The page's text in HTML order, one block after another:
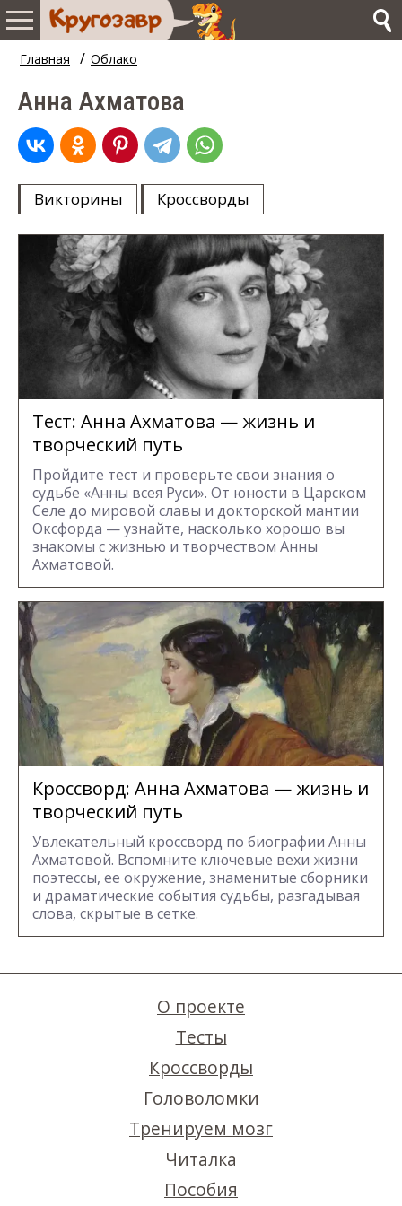
Главная / Облако
Анна Ахматова
Викторины Кроссворды
Тест: Анна Ахматова — жизнь и
творческий путь
Пройдите тест и проверьте свои знания о
судьбе «Анны всея Руси». От юности в Царском
Селе до мировой славы и докторской мантии
Оксфорда — узнайте, насколько хорошо вы
знакомы с жизнью и творчеством Анны
Ахматовой.
Кроссворд: Анна Ахматова — жизнь и
творческий путь
Увлекательный кроссворд по биографии Анны
Ахматовой. Вспомните ключевые вехи жизни
поэтессы, ее окружение, знаменитые сборники
и драматические события судьбы, разгадывая
слова, скрытые в сетке.
О проекте
Тесты
Кроссворды
Головоломки
Тренируем мозг
Читалка
Пособия